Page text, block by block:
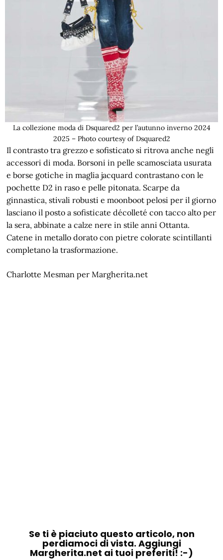
La collezione moda di Dsquared2 per l’autunno inverno 2024
2025 – Photo courtesy of Dsquared2
Il contrasto tra grezzo e sofisticato si ritrova anche negli
accessori di moda. Borsoni in pelle scamosciata usurata
e borse gotiche in maglia jacquard contrastano con le
pochette D2 in raso e pelle pitonata. Scarpe da
ginnastica, stivali robusti e moonboot pelosi per il giorno
lasciano il posto a sofisticate décolleté con tacco alto per
la sera, abbinate a calze nere in stile anni Ottanta.
Catene in metallo dorato con pietre colorate scintillanti
completano la trasformazione.
Charlotte Mesman per Margherita.net
Se ti è piaciuto questo articolo, non
perdiamoci di vista. Aggiungi
Margherita.net ai tuoi preferiti! :-)